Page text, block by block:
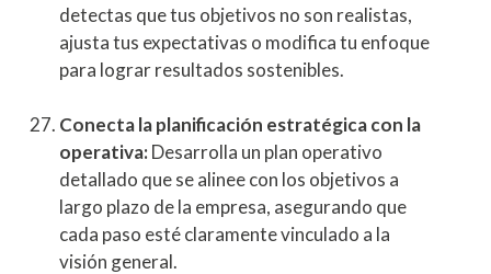
detectas que tus objetivos no son realistas,
ajusta tus expectativas o modifica tu enfoque
para lograr resultados sostenibles.
Conecta la planificación estratégica con la
operativa:Desarrolla un plan operativo
detallado que se alinee con los objetivos a
largo plazo de la empresa, asegurando que
cada paso esté claramente vinculado a la
visión general.